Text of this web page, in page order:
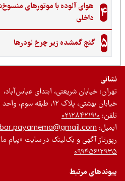
هوای آلوده با موتورهای منسوخ‌شده
داخلی
گنجِ گمشده زیر چرخ لودرها
خیابان شریعتی، ابتدای عباس‌آباد،
بهشتی، پلاک ۱۲، طبقه سوم، واحد ۵
۰۲۱۲۸۴۲۱۹۱۰
khabar.payamema@gmail.com
آگهی و بک‌لینک در سایت «پیام ما»:
مرتبط